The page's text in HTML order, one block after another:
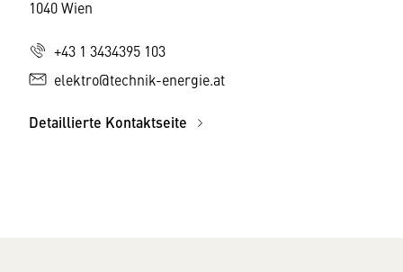
1040 Wien
+43 1 3434395 103
elektro@technik-energie.at
Detaillierte Kontaktseite